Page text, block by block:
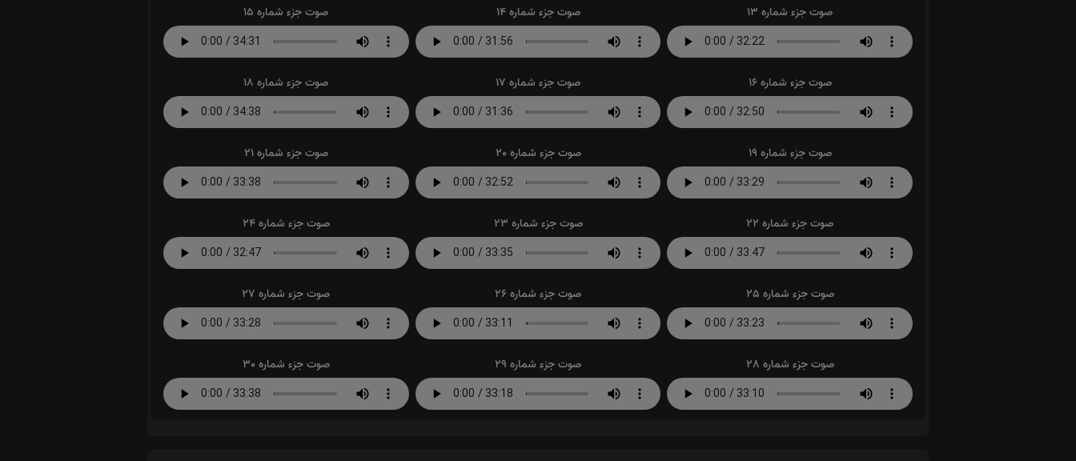
صوت جزء شماره 13 صوت جزء شماره 14 صوت جزء شماره 15
صوت جزء شماره 16 صوت جزء شماره 17 صوت جزء شماره 18
صوت جزء شماره 19 صوت جزء شماره 20 صوت جزء شماره 21
صوت جزء شماره 22 صوت جزء شماره 23 صوت جزء شماره 24
صوت جزء شماره 25 صوت جزء شماره 26 صوت جزء شماره 27
صوت جزء شماره 28 صوت جزء شماره 29 صوت جزء شماره 30